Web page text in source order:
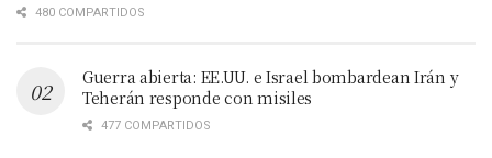
480 COMPARTIDOS
Guerra abierta: EE.UU. e Israel bombardean Irán y
Teherán responde con misiles
477 COMPARTIDOS